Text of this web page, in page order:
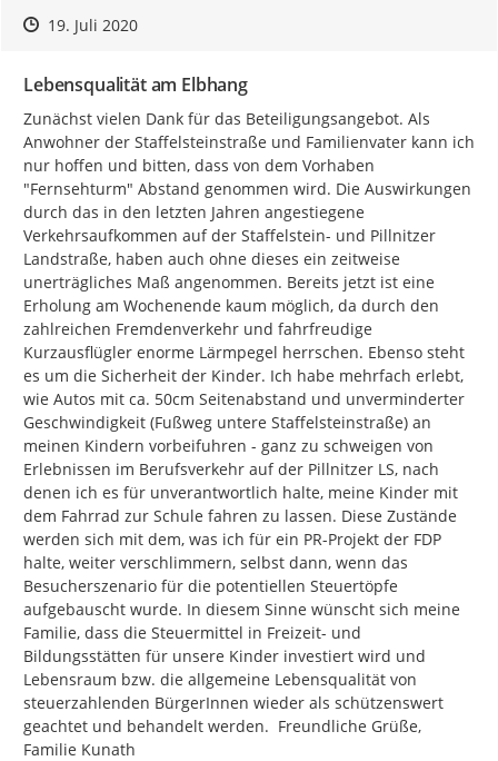
Zeitpunkt des Erstellens
Zeitpunkt des Erstellens
19. Juli 2020Zur Äußerung
Lebensqualität am Elbhang
Zunächst vielen Dank für das Beteiligungsangebot. Als
Anwohner der Staffelsteinstraße und Familienvater kann ich
nur hoffen und bitten, dass von dem Vorhaben
"Fernsehturm" Abstand genommen wird. Die Auswirkungen
durch das in den letzten Jahren angestiegene
Verkehrsaufkommen auf der Staffelstein- und Pillnitzer
Landstraße, haben auch ohne dieses ein zeitweise
unerträgliches Maß angenommen. Bereits jetzt ist eine
Erholung am Wochenende kaum möglich, da durch den
zahlreichen Fremdenverkehr und fahrfreudige
Kurzausflügler enorme Lärmpegel herrschen. Ebenso steht
es um die Sicherheit der Kinder. Ich habe mehrfach erlebt,
wie Autos mit ca. 50cm Seitenabstand und unverminderter
Geschwindigkeit (Fußweg untere Staffelsteinstraße) an
meinen Kindern vorbeifuhren - ganz zu schweigen von
Erlebnissen im Berufsverkehr auf der Pillnitzer LS, nach
denen ich es für unverantwortlich halte, meine Kinder mit
dem Fahrrad zur Schule fahren zu lassen. Diese Zustände
werden sich mit dem, was ich für ein PR-Projekt der FDP
halte, weiter verschlimmern, selbst dann, wenn das
Besucherszenario für die potentiellen Steuertöpfe
aufgebauscht wurde. In diesem Sinne wünscht sich meine
Familie, dass die Steuermittel in Freizeit- und
Bildungsstätten für unsere Kinder investiert wird und
Lebensraum bzw. die allgemeine Lebensqualität von
steuerzahlenden BürgerInnen wieder als schützenswert
geachtet und behandelt werden.  Freundliche Grüße,
Familie Kunath